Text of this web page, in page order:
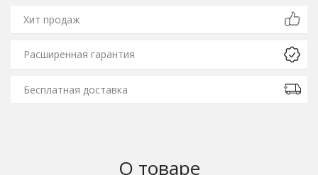
Хит продаж
Расширенная гарантия
Бесплатная доставка
О товаре